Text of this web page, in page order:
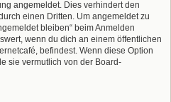
angemeldet. Dies verhindert den
einen Dritten. Um angemeldet zu
bleiben“ beim Anmelden
wenn du dich an einem öffentlichen
befindest. Wenn diese Option
sie vermutlich von der Board-